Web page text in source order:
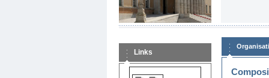
Links